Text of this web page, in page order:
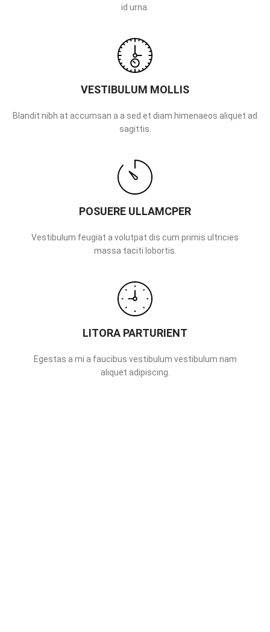
id urna.
VESTIBULUM MOLLIS
Blandit nibh at accumsan a a sed et diam himenaeos aliquet ad
sagittis.
POSUERE ULLAMCPER
Vestibulum feugiat a volutpat dis cum primis ultricies
massa taciti lobortis.
LITORA PARTURIENT
Egestas a mi a faucibus vestibulum vestibulum nam
aliquet adipiscing.